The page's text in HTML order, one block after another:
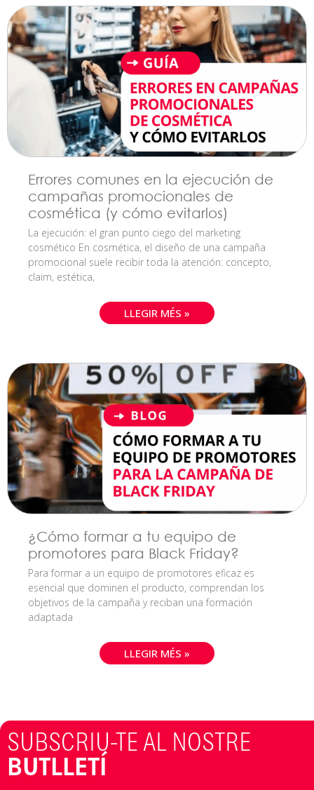
Errores comunes en la ejecución de
campañas promocionales de
cosmética (y cómo evitarlos)
La ejecución: el gran punto ciego del marketing
cosmético En cosmética, el diseño de una campaña
promocional suele recibir toda la atención: concepto,
claim, estética,
LLEGIR MÉS »
¿Cómo formar a tu equipo de
promotores para Black Friday?
Para formar a un equipo de promotores eficaz es
esencial que dominen el producto, comprendan los
objetivos de la campaña y reciban una formación
adaptada
LLEGIR MÉS »
SUBSCRIU-TE AL NOSTRE
BUTLLETÍ